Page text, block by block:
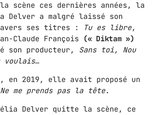
BY NIGHT
PM - 6:00 AM
MORNING POP
scène ces dernières années, la
Delver a malgré laissé son
ses titres :
Tu es libre,
Claude François (« Diktam »)
son producteur, Sans toi, Nou
…
en 2019, elle avait proposé un
Ne me prends pas la tête.
Delver quitte la scène, ce